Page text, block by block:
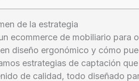
de la estrategia
ecommerce de mobiliario para
diseño ergonómico y cómo
estrategias de captación
de calidad, todo diseñado